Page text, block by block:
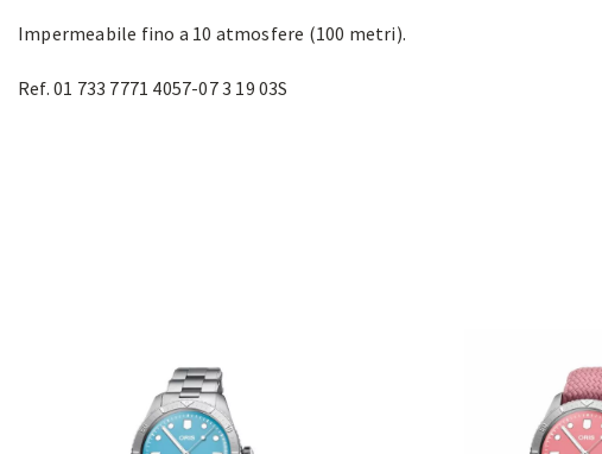
Impermeabile fino a 10 atmosfere (100 metri).
Ref. 01 733 7771 4057-07 3 19 03S